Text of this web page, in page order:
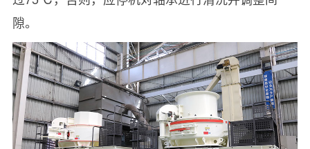
隙。